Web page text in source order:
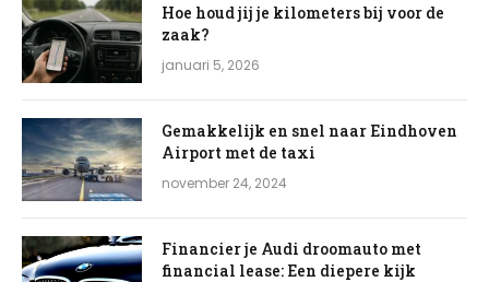
Hoe houd jij je kilometers bij voor de
zaak?
januari 5, 2026
Gemakkelijk en snel naar Eindhoven
Airport met de taxi
november 24, 2024
Financier je Audi droomauto met
financial lease: Een diepere kijk